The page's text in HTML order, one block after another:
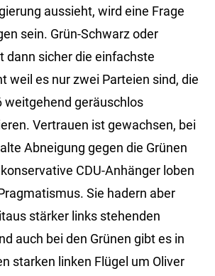
aussieht, wird eine Frage
sein. Grün-Schwarz oder
dann sicher die einfachste
weil es nur zwei Parteien sind, die
weitgehend geräuschlos
Vertrauen ist gewachsen, bei
Abneigung gegen die Grünen
CDU-Anhänger loben
Sie hadern aber
stärker links stehenden
auch bei den Grünen gibt es in
starken linken Flügel um Oliver